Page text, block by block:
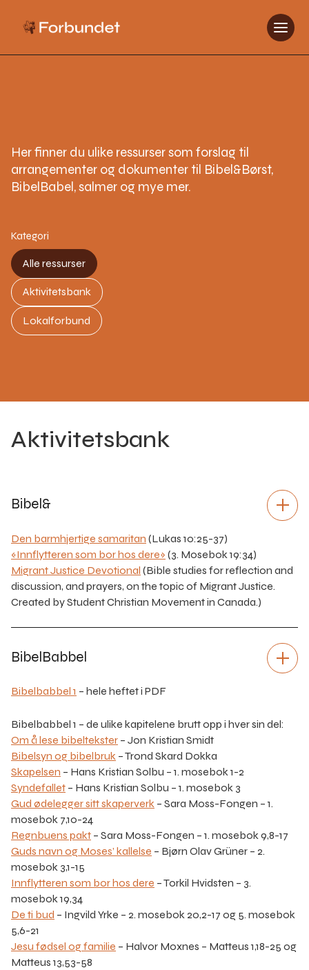
Her finner du ulike ressurser som forslag til
arrangementer og dokumenter til Bibel&Børst,
BibelBabel, salmer og mye mer.
Kategori
Alle ressurser
Aktivitetsbank
Lokalforbund
Aktivitetsbank
Bibel&
Den barmhjertige samaritan (Lukas 10:25-37)
«Innflytteren som bor hos dere» (3. Mosebok 19:34)
Migrant Justice Devotional (Bible studies for reflection and
discussion, and prayers, on the topic of Migrant Justice.
Created by Student Christian Movement in Canada.)
BibelBabbel
Bibelbabbel 1 – hele heftet i PDF
Bibelbabbel 1 – de ulike kapitelene brutt opp i hver sin del:
Om å lese bibeltekster – Jon Kristian Smidt
Bibelsyn og bibelbruk – Trond Skard Dokka
Skapelsen – Hans Kristian Solbu – 1. mosebok 1-2
Syndefallet – Hans Kristian Solbu – 1. mosebok 3
Gud ødelegger sitt skaperverk – Sara Moss-Fongen – 1.
mosebok 7,10-24
Regnbuens pakt – Sara Moss-Fongen – 1. mosebok 9,8-17
Guds navn og Moses’ kallelse – Bjørn Olav Grüner – 2.
mosebok 3,1-15
Innflytteren som bor hos dere – Torkil Hvidsten – 3.
mosebok 19,34
De ti bud – Ingvild Yrke – 2. mosebok 20,2-17 og 5. mosebok
5,6-21
Jesu fødsel og familie – Halvor Moxnes – Matteus 1,18-25 og
Matteus 13,53-58